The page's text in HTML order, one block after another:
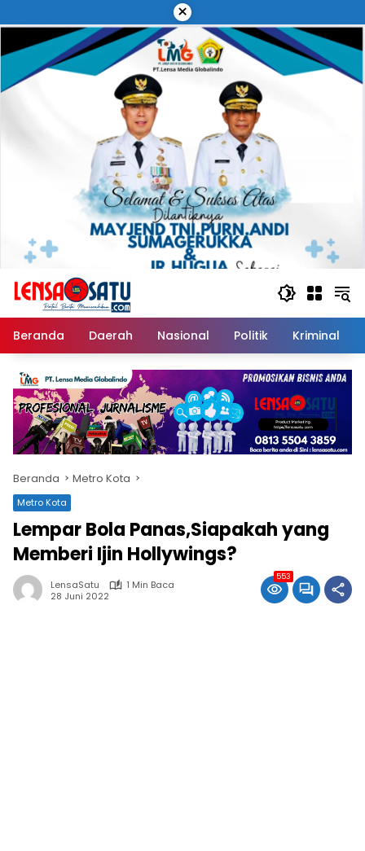
ke
konten
×
Beranda Daerah Nasional Politik Kriminal
Beranda Metro Kota
Metro Kota
Lempar Bola Panas,Siapakah yang
Memberi Ijin Hollywings?
LensaSatu
1 Min Baca
28 Juni 2022
553